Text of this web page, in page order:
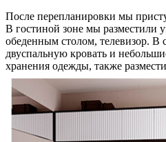
После перепланировки мы
В гостиной зоне мы разместили
обеденным столом, телевизор. В
двуспальную кровать и
хранения одежды, также